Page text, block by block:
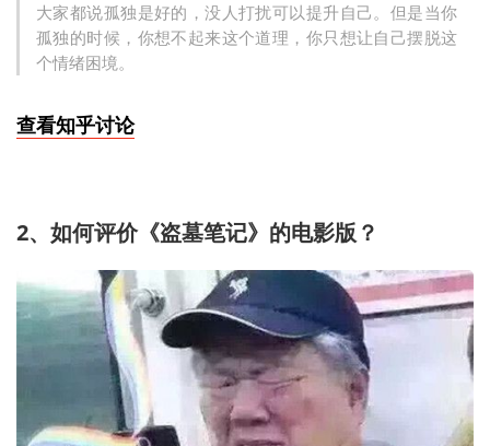
大家都说孤独是好的，没人打扰可以提升自己。但是当你
孤独的时候，你想不起来这个道理，你只想让自己摆脱这
个情绪困境。
查看知乎讨论
2、如何评价《盗墓笔记》的电影版？